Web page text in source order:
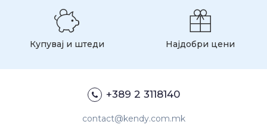
Купувај и штеди Најдобри цени
+389 2 3118140
contact@kendy.com.mk